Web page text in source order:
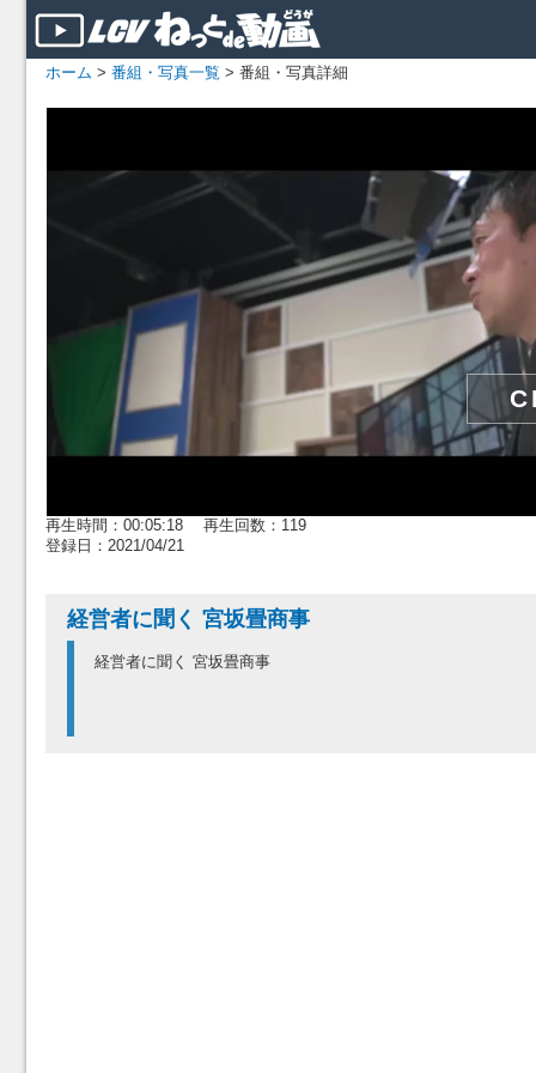
ホーム > 番組・写真一覧 > 番組・写真詳細
再生時間：00:05:18 再生回数：119
登録日：2021/04/21
経営者に聞く 宮坂畳商事
経営者に聞く 宮坂畳商事